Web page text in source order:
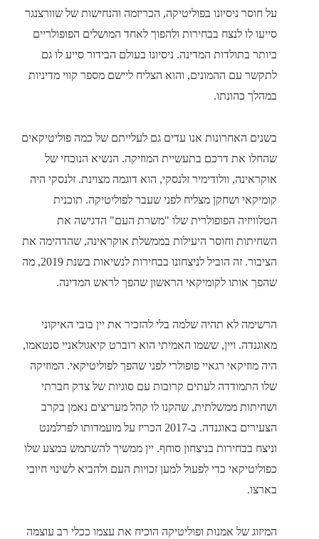
על חוסר ניסיונו בפוליטיקה, הכריזמה והנחישות של שוורצנגר
סייעו לו לנצח בבחירות ולהפוך לאחד המושלים הפופולריים
ביותר בתולדות המדינה. ניסיונו בעולם הבידור סייע לו גם
לתקשר עם ההמונים, והוא הצליח ליישם מספר קווי מדיניות
במהלך כהונתו.
בשנים האחרונות אנו עדים גם לעלייתם של כמה פוליטיקאים
שהחלו את דרכם בתעשיית המוזיקה. הנשיא הנוכחי של
אוקראינה, וולודימיר זלנסקי, הוא דוגמה מצוינת. זלנסקי היה
קומיקאי ושחקן מצליח לפני שעבר לפוליטיקה. תוכנית
הטלוויזיה הפופולרית שלו "משרת העם" הדגישה את
השחיתות וחוסר היעילות בממשלת אוקראינה, שהדהימה את
הציבור. זה הוביל לניצחונו בבחירות לנשיאות בשנת 2019, מה
שהפך אותו לקומיקאי הראשון שהפך לראש המדינה.
הרשימה לא תהיה שלמה בלי להזכיר את יין בובי האיקוני
מאוגנדה. ויין, ששמו האמיתי הוא רוברט קיאגולאניי סנטאמו,
היה מוזיקאי רגאיי פופולרי לפני שהפך לפוליטיקאי. המוזיקה
שלו התמודדה לעתים קרובות עם סוגיות של צדק חברתי
ושחיתות ממשלתית, שהקנו לו קהל מעריצים נאמן בקרב
הצעירים באוגנדה. ב-2017 הכריז על מועמדותו לפרלמנט
וניצח בבחירות בניצחון סוחף. יין ממשיך להשתמש במצע שלו
כפוליטיקאי כדי לפעול למען זכויות העם ולהביא לשינוי חיובי
בארצו.
המיזוג של אמנות ופוליטיקה הוכיח את עצמו ככלי רב עוצמה